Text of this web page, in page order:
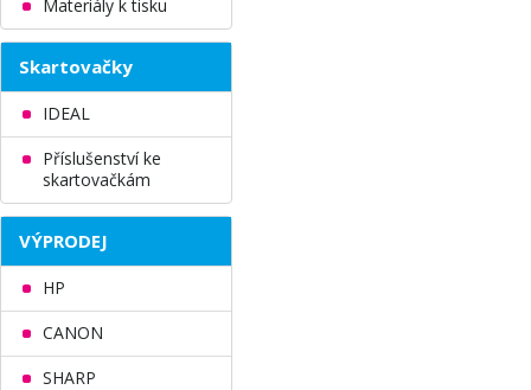
Materiály k tisku
Skartovačky
IDEAL
Příslušenství ke
skartovačkám
VÝPRODEJ
HP
CANON
SHARP